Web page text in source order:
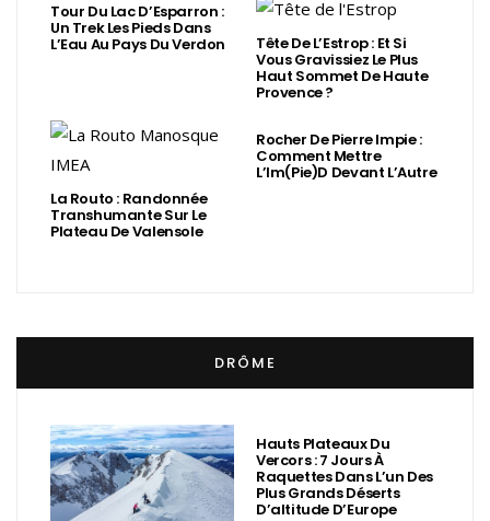
Tour Du Lac D’Esparron :
Un Trek Les Pieds Dans
L’Eau Au Pays Du Verdon Tête De L’Estrop : Et Si
Vous Gravissiez Le Plus
Haut Sommet De Haute
Provence ?
La Routo : Randonnée
Transhumante Sur Le
Plateau De Valensole
Rocher De Pierre Impie :
Comment Mettre
L’Im(Pie)d Devant L’Autre
DRÔME
Hauts Plateaux Du
Vercors : 7 Jours À
Raquettes Dans L’un Des
Plus Grands Déserts
D’altitude D’Europe